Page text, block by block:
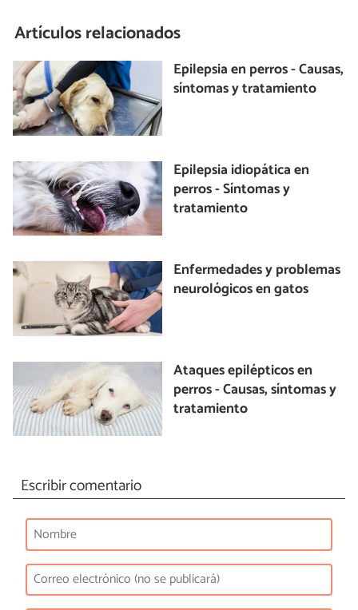
Artículos relacionados
Epilepsia en perros - Causas,
síntomas y tratamiento
Epilepsia idiopática en
perros - Síntomas y
tratamiento
Enfermedades y problemas
neurológicos en gatos
Ataques epilépticos en
perros - Causas, síntomas y
tratamiento
Escribir comentario